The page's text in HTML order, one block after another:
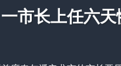
市长上任六